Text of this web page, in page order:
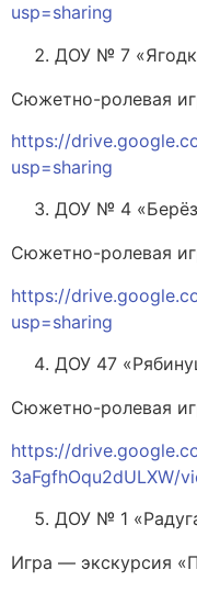
usp=sharing
ДОУ № 7
Сюжетно-ролевая
https://
usp=sharing
ДОУ № 4
Сюжетно-ролевая
https://
usp=sharing
ДОУ 47
Сюжетно-ролевая
https://
3aFgfhOqu2dULXW/
ДОУ № 1
Игра — экскурсия